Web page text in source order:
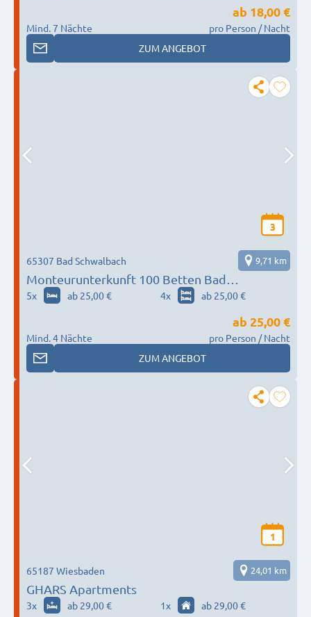
Mind. 7 Nächte
ab 18,00 €
pro Person / Nacht
ZUM ANGEBOT
3
Monteurunterkunft 100 Betten Bad
Schwalbach, Limburg, Weilburg, Hadamar,
65307 Bad Schwalbach 9,71 km
5x ab 25,00 € 4x ab 25,00 €
Mind. 4 Nächte
ab 25,00 €
pro Person / Nacht
ZUM ANGEBOT
1
GHARS Apartments
65187 Wiesbaden 24,01 km
3x ab 29,00 € 1x ab 29,00 €